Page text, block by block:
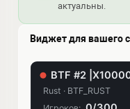
актуальны.
Виджет для вашего